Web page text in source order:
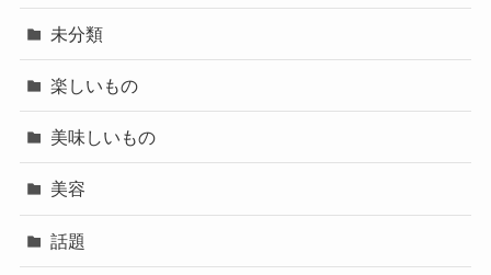
未分類
楽しいもの
美味しいもの
美容
話題